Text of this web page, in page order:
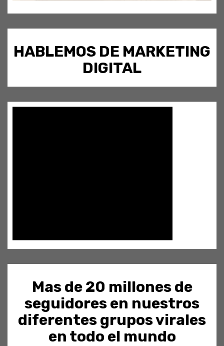
HABLEMOS DE MARKETING
DIGITAL
Mas de 20 millones de
seguidores en nuestros
diferentes grupos virales
en todo el mundo